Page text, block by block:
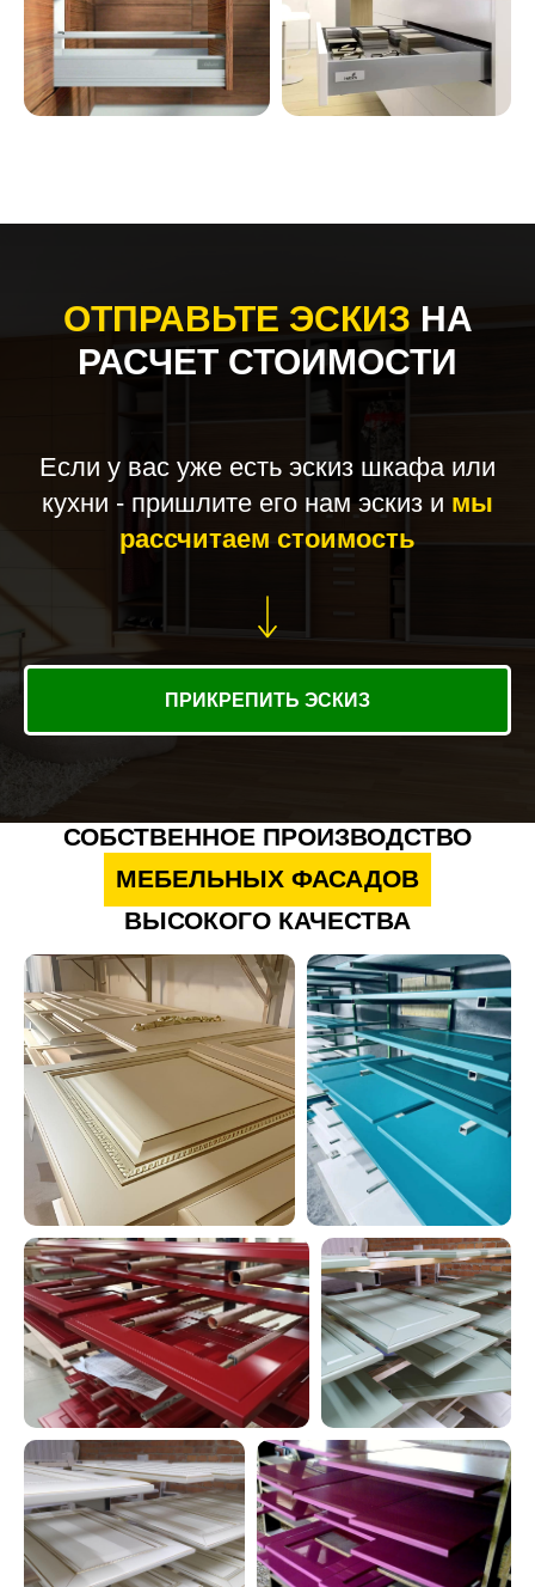
ОТПРАВЬТЕ ЭСКИЗ НА
РАСЧЕТ СТОИМОСТИ
Если у вас уже есть эскиз шкафа или
кухни - пришлите его нам эскиз и мы
рассчитаем стоимость
ПРИКРЕПИТЬ ЭСКИЗ
СОБСТВЕННОЕ ПРОИЗВОДСТВО
МЕБЕЛЬНЫХ ФАСАДОВ
ВЫСОКОГО КАЧЕСТВА